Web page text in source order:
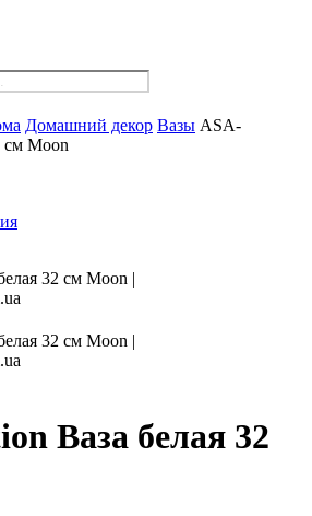
Домашний декор Вазы ASA-
см Moon
Ваза белая 32